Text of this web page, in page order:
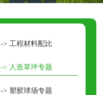
-> 工程材料配比
-> 人造草坪专题
-> 塑胶球场专题